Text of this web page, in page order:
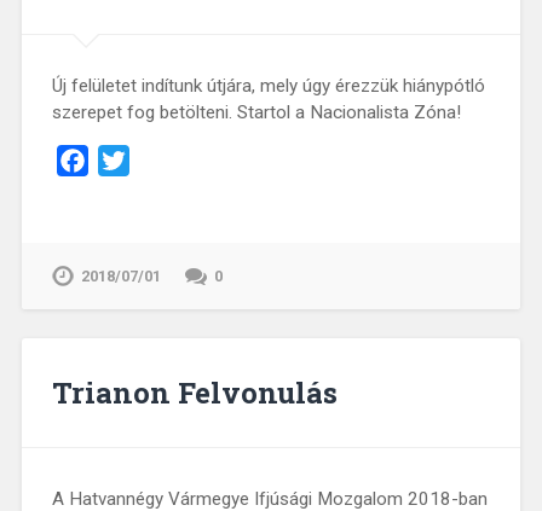
Új felületet indítunk útjára, mely úgy érezzük hiánypótló
szerepet fog betölteni. Startol a Nacionalista Zóna!
Facebook
2018/07/01 0
Trianon Felvonulás
A Hatvannégy Vármegye Ifjúsági Mozgalom 2018-ban